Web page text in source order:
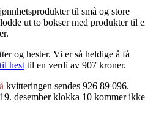
til små og store
ut to bokser med produkter til
og hester. Vi er så heldige å få
hest til en verdi av 907 kroner.
kvitteringen sendes 926 89 096.
desember klokka 10 kommer ikke